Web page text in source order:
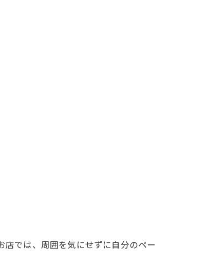
では、周囲を気にせずに自分のペー